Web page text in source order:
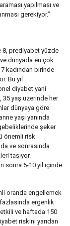
yapılması ve
gerekiyor.”
8, prediyabet yüzde
ve dünyada en çok
kadından birinde
Bu yıl
diyabet yani
35 yaş üzerinde her
dünyaya göre
yaşı yanında
şeker
önemli risk
ve sonrasında
taşıyor.
sonra 5-10 yıl içinde
oranda engellemek
ergenlik
etkili ve haftada 150
riskini yarıdan